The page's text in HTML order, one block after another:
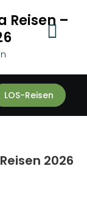
Reisen –
LOS-Reisen
2026